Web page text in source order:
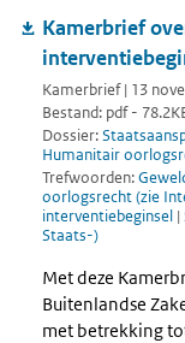
Kamerbrief
Kamerbrief | 13
Bestand: pdf -
Dossier:
Humanitair
Trefwoorden:
oorlogsrecht (zie
interventiebeginsel |
Staats-)
Met deze
Buitenlandse
met betrekking